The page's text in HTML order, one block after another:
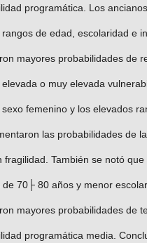
programática. Los
de edad, escolaridad e
mayores probabilidades de
o muy elevada
sexo femenino y los elevados
las probabilidades de la
fragilidad. También se notó que
de 70├ 80 años y menor
mayores probabilidades de
programática media.